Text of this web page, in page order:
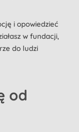
i opowiedzieć
w fundacji,
do ludzi
od